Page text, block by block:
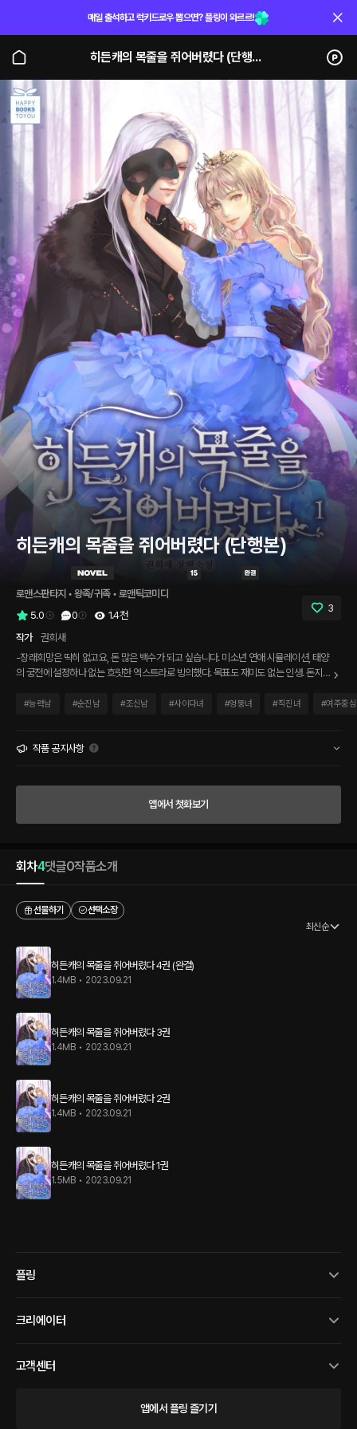
매일 출석하고 럭키드로우 뽑으면? 플링이 와르르!
히든캐의 목줄을 쥐어버렸다 (단행본)
히든캐의 목줄을 쥐어버렸다 (단행본)
로맨스판타지 • 왕족/귀족 • 로맨틱코미디
5.0
0 1.4천
3
작가
권희새
-장래희망은 딱히 없고요, 돈 많은 백수가 되고 싶습니다. 미소년 연애 시뮬레이션, 태양
의 궁전에 설정하나 없는 흐릿한 엑스트라로 빙의했다. 목표도 재미도 없는 인생. 돈지랄
었다. “대공님, 혹시 신부 구인 안 하세요?” “……내가, 안 싫어? 무섭지 않아?” 그런데,
부인에게 반말이라니.” “이렇게 하면 됩니까?” ~대충 돈 보고 결혼했다가 얼떨결에 눈
#능력남 #순진남 #조신남 #사이다녀 #엉뚱녀 #직진녀 #여주중심
작품 공지사항
앱에서 첫화보기
회차4댓글0작품소개
선물하기
선택소장
최신순
히든캐의 목줄을 쥐어버렸다 4권 (완결)
1.4MB • 2023.09.21
히든캐의 목줄을 쥐어버렸다 3권
1.4MB • 2023.09.21
히든캐의 목줄을 쥐어버렸다 2권
1.4MB • 2023.09.21
히든캐의 목줄을 쥐어버렸다 1권
1.5MB • 2023.09.21
플링
크리에이터
고객센터
앱에서 플링 즐기기